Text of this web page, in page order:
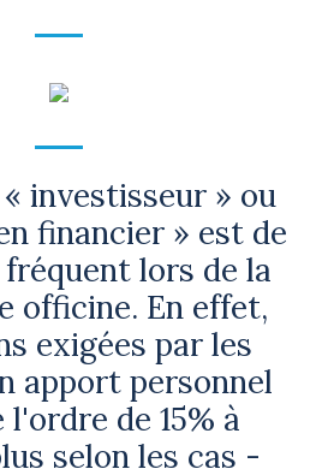
investisseur » ou
financier » est de
lors de la
officine. En effet,
exigées par les
apport personnel
de 15% à
selon les cas -